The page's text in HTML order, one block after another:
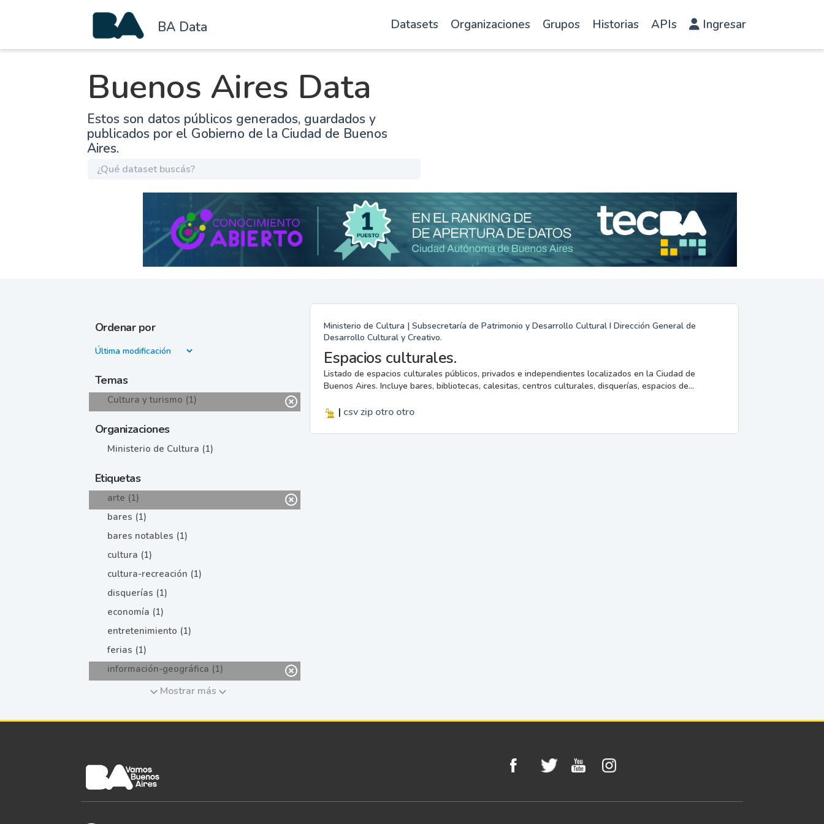
BA Data Datasets Organizaciones Grupos Historias APIs Ingresar
Buenos Aires Data
Estos son datos públicos generados, guardados y
publicados por el Gobierno de la Ciudad de Buenos
Aires.
Ordenar por
Temas
Cultura y turismo (1)
Organizaciones
Ministerio de Cultura (1)
Etiquetas
arte (1)
bares (1)
bares notables (1)
cultura (1)
cultura-recreación (1)
disquerías (1)
economía (1)
entretenimiento (1)
ferias (1)
información-geográfica (1)
Mostrar más
Ministerio de Cultura | Subsecretaría de Patrimonio y Desarrollo Cultural I Dirección General de
Desarrollo Cultural y Creativo.
Espacios culturales.
Listado de espacios culturales públicos, privados e independientes localizados en la Ciudad de
Buenos Aires. Incluye bares, bibliotecas, calesitas, centros culturales, disquerías, espacios de...
| csvzip otro otro